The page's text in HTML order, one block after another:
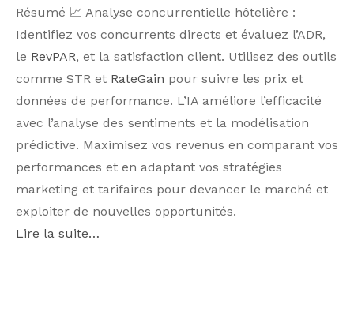
Résumé 📈 Analyse concurrentielle hôtelière :
Identifiez vos concurrents directs et évaluez l’ADR,
le RevPAR, et la satisfaction client. Utilisez des outils
comme STR et RateGain pour suivre les prix et
données de performance. L’IA améliore l’efficacité
avec l’analyse des sentiments et la modélisation
prédictive. Maximisez vos revenus en comparant vos
performances et en adaptant vos stratégies
marketing et tarifaires pour devancer le marché et
exploiter de nouvelles opportunités.
Lire la suite…